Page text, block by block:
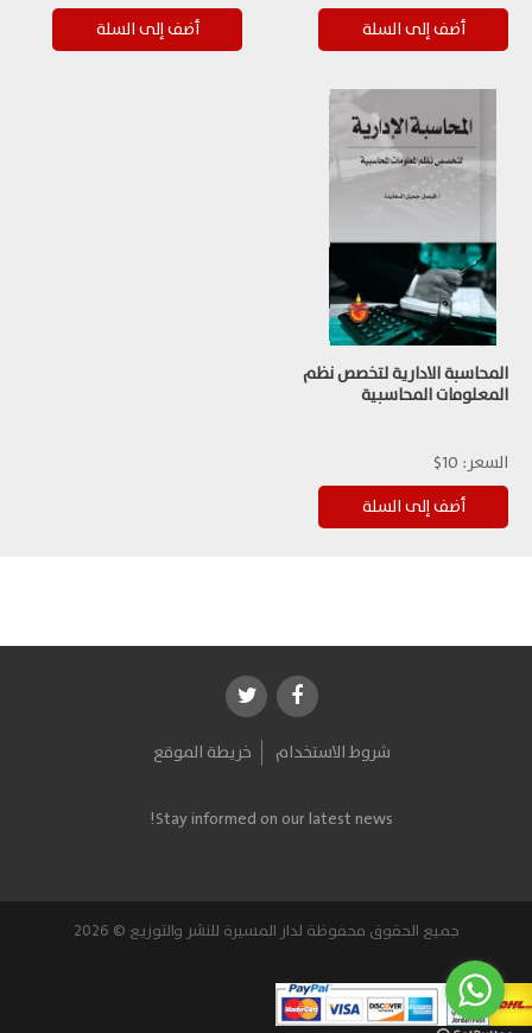
المحاسبة الادارية لتخصص نظم
المعلومات المحاسبية
السعر: 10$
شروط الاستخدام خريطة الموقع
Stay informed on our latest news!
جميع الحقوق محفوظة لدار المسيرة للنشر والتوزيع © 2026